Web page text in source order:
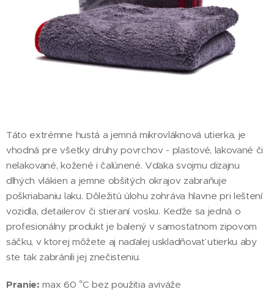
Táto extrémne hustá a jemná mikrovláknová utierka, je
vhodná pre všetky druhy povrchov - plastové, lakované či
nelakované, kožené i čalúnené. Vďaka svojmu dizajnu
dlhých vlákien a jemne obšitých okrajov zabraňuje
poškriabaniu laku. Dôležitú úlohu zohráva hlavne pri leštení
vozidla, detailerov či stieraní vosku. Keďže sa jedná o
profesionálny produkt je balený v samostatnom zipovom
sáčku, v ktorej môžete aj naďalej uskladňovať utierku aby
ste tak zabránili jej znečisteniu.
Pranie: max 60 °C bez použitia aviváže